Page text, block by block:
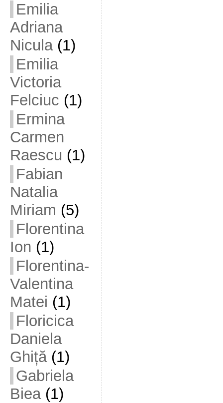
Emilia
Adriana
Nicula(1)
Emilia
Victoria
Felciuc (1)
Ermina
Carmen
Raescu (1)
Fabian
Natalia
Miriam (5)
Florentina
Ion (1)
Florentina-
Valentina
Matei (1)
Floricica
Daniela
Ghiță(1)
Gabriela
Biea(1)